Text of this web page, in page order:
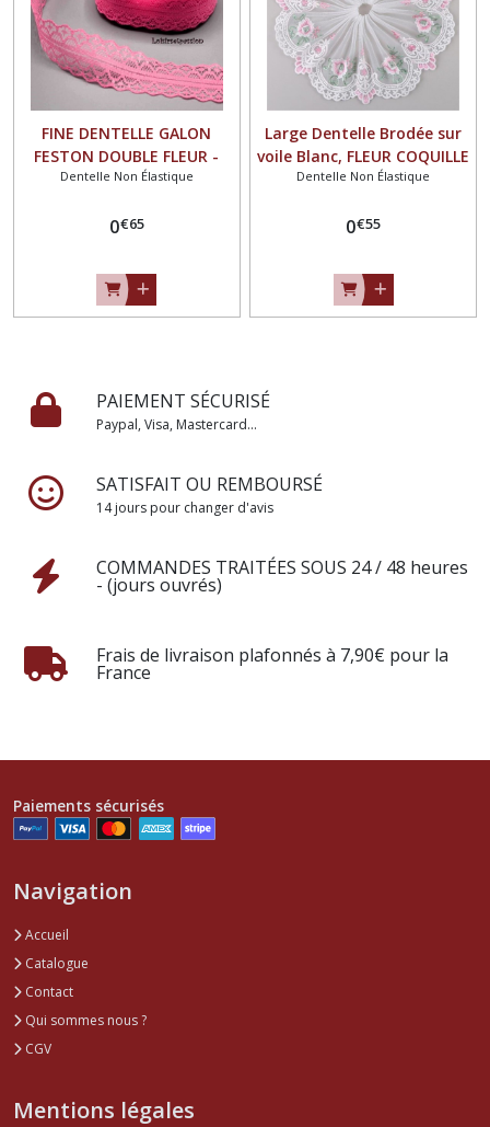
FINE DENTELLE GALON
FESTON DOUBLE FLEUR -
ROSE CORAIL ** 30 mm **
Couture, poupée - D57
Dentelle Non Élastique
0€65
Large Dentelle Brodée sur
voile Blanc, FLEUR COQUILLE
/ ROSE ** 18 cm ** Vendu
Dentelle Non Élastique
0€55
PAIEMENT SÉCURISÉ
Paypal, Visa, Mastercard...
SATISFAIT OU REMBOURSÉ
14 jours pour changer d'avis
COMMANDES TRAITÉES SOUS 24 / 48 heures
- (jours ouvrés)
Frais de livraison plafonnés à 7,90€ pour la
France
Paiements sécurisés
Navigation
Accueil
Catalogue
Contact
Qui sommes nous ?
CGV
Mentions légales